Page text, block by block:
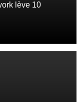
lève 10